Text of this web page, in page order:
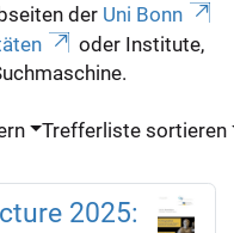
der Uni Bonn
oder Institute,
Trefferliste sortieren
2025: